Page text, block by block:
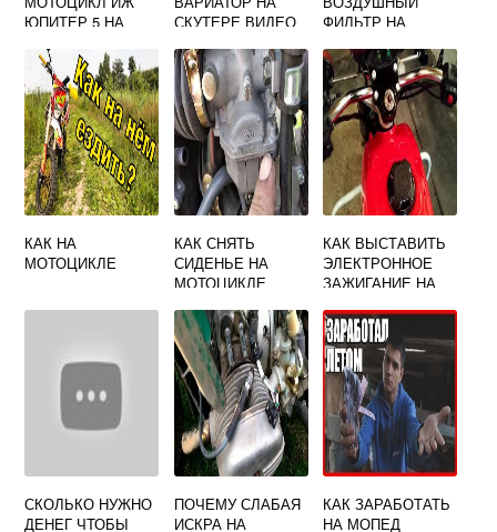
ЮПИТЕР 5 НА
СКУТЕРЕ ВИДЕО
ФИЛЬТР НА
КАК НА
МОТОЦИКЛЕ
КАК СНЯТЬ
СИДЕНЬЕ НА
МОТОЦИКЛЕ
КАК ВЫСТАВИТЬ
ЭЛЕКТРОННОЕ
ЗАЖИГАНИЕ НА
638
СКОЛЬКО НУЖНО
ДЕНЕГ ЧТОБЫ
ПОЧЕМУ СЛАБАЯ
ИСКРА НА
КАК ЗАРАБОТАТЬ
НА МОПЕД